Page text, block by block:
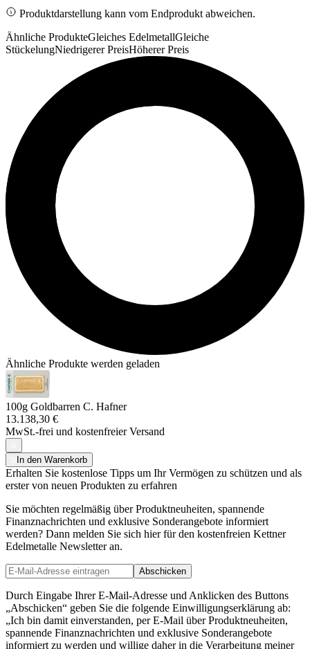
Produktdarstellung kann vom Endprodukt abweichen.
Ähnliche ProdukteGleiches EdelmetallGleiche
StückelungNiedrigerer PreisHöherer Preis
Ähnliche Produkte werden geladen
100g Goldbarren C. Hafner
13.138,30 €
MwSt.-frei und kostenfreier Versand
In den Warenkorb
Erhalten Sie kostenlose Tipps um Ihr Vermögen zu schützen und als
erster von neuen Produkten zu erfahren
Sie möchten regelmäßig über Produktneuheiten, spannende
Finanznachrichten und exklusive Sonderangebote informiert
werden? Dann melden Sie sich hier für den kostenfreien Kettner
Edelmetalle Newsletter an.
Abschicken
Durch Eingabe Ihrer E-Mail-Adresse und Anklicken des Buttons
„Abschicken“ geben Sie die folgende Einwilligungserklärung ab:
„Ich bin damit einverstanden, per E-Mail über Produktneuheiten,
spannende Finanznachrichten und exklusive Sonderangebote
informiert zu werden und willige daher in die Verarbeitung meiner